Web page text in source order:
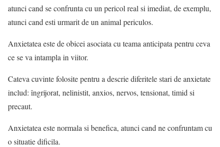
atunci cand se confrunta cu un pericol real si imediat, de exemplu,
atunci cand esti urmarit de un animal periculos.
Anxietatea este de obicei asociata cu teama anticipata pentru ceva
ce se va intampla in viitor.
Cateva cuvinte folosite pentru a descrie diferitele stari de anxietate
includ: îngrijorat, nelinistit, anxios, nervos, tensionat, timid si
precaut.
Anxietatea este normala si benefica, atunci cand ne confruntam cu
o situatie dificila.